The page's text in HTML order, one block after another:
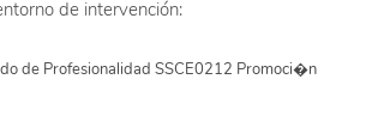
de intervención:
de Profesionalidad SSCE0212 Promoci�n